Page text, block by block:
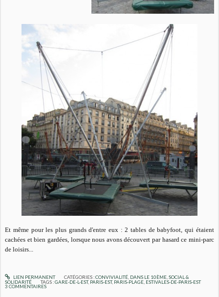
Et même pour les plus grands d'entre eux : 2 tables de babyfoot, qui étaient
cachées et bien gardées, lorsque nous avons découvert par hasard ce mini-parc
de loisirs...
LIEN PERMANENT CATÉGORIES :CONVIVIALITÉ, DANS LE 10ÈME, SOCIAL &
SOLIDARITÉ
TAGS :GARE-DE-L-EST, PARIS-EST, PARIS-PLAGE ESTIVALES-DE-PARIS-EST
3 COMMENTAIRES